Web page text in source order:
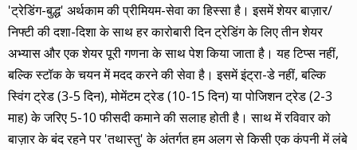
'ट्रेडिंग-बुद्ध' अर्थकाम की प्रीमियम-सेवा का हिस्सा है। इसमें शेयर बाज़ार/
निफ्टी की दशा-दिशा के साथ हर कारोबारी दिन ट्रेडिंग के लिए तीन शेयर
अभ्यास और एक शेयर पूरी गणना के साथ पेश किया जाता है। यह टिप्स नहीं,
बल्कि स्टॉक के चयन में मदद करने की सेवा है। इसमें इंट्रा-डे नहीं, बल्कि
स्विंग ट्रेड (3-5 दिन), मोमेंटम ट्रेड (10-15 दिन) या पोजिशन ट्रेड (2-3
माह) के जरिए 5-10 फीसदी कमाने की सलाह होती है। साथ में रविवार को
बाज़ार के बंद रहने पर 'तथास्तु' के अंतर्गत हम अलग से किसी एक कंपनी में लंबे